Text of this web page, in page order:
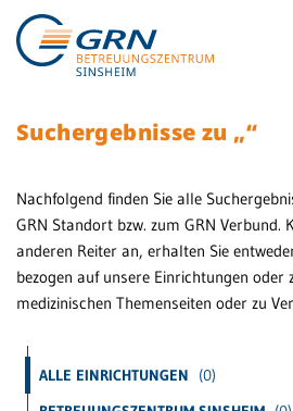
GRN
Der Verbund
Medizinische
Fachzentren
Suchergebnisse zu „“
Nachfolgend finden Sie alle
GRN Standort bzw. zum GRN Verbund.
anderen Reiter an, erhalten Sie
bezogen auf unsere Einrichtungen oder
medizinischen Themenseiten oder zu
ALLE EINRICHTUNGEN
(0)